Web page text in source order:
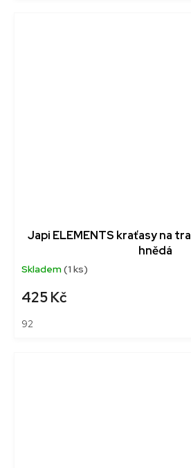
Japi ELEMENTS kraťasy na
hnědá
Skladem(1 ks)
425 Kč
92